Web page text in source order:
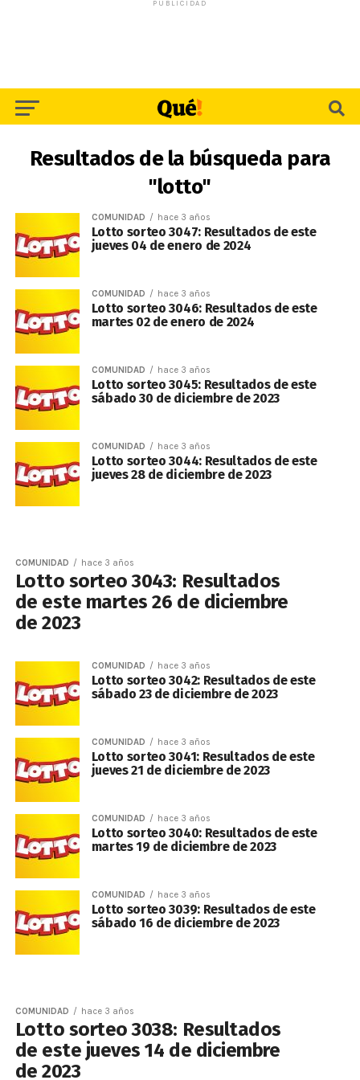
PUBLICIDAD
Resultados de la búsqueda para
"lotto"
COMUNIDAD hace 3 años
Lotto sorteo 3047: Resultados de este
jueves 04 de enero de 2024
COMUNIDAD hace 3 años
Lotto sorteo 3046: Resultados de este
martes 02 de enero de 2024
COMUNIDAD hace 3 años
Lotto sorteo 3045: Resultados de este
sábado 30 de diciembre de 2023
COMUNIDAD hace 3 años
Lotto sorteo 3044: Resultados de este
jueves 28 de diciembre de 2023
COMUNIDAD hace 3 años
Lotto sorteo 3043: Resultados
de este martes 26 de diciembre
de 2023
COMUNIDAD hace 3 años
Lotto sorteo 3042: Resultados de este
sábado 23 de diciembre de 2023
COMUNIDAD hace 3 años
Lotto sorteo 3041: Resultados de este
jueves 21 de diciembre de 2023
COMUNIDAD hace 3 años
Lotto sorteo 3040: Resultados de este
martes 19 de diciembre de 2023
COMUNIDAD hace 3 años
Lotto sorteo 3039: Resultados de este
sábado 16 de diciembre de 2023
COMUNIDAD hace 3 años
Lotto sorteo 3038: Resultados
de este jueves 14 de diciembre
de 2023